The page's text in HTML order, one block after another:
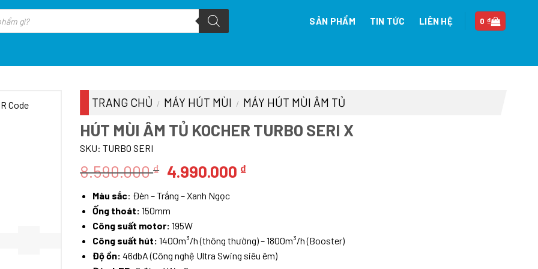
SẢN PHẨM TIN TỨC LIÊN HỆ 0₫
TRANG CHỦ / MÁY HÚT MÙI / MÁY HÚT MÙI ÂM TỦ
HÚT MÙI ÂM TỦ KOCHER TURBO SERI X
SKU: TURBO SERI
8.590.000₫ Giá
gốc
là:
8.590.000 ₫.
4.990.000 ₫Giá
4.990.000 ₫.
Màu sắc: Đèn – Trắng – Xanh Ngọc
Ống thoát: 150mm
Công suất motor: 195W
Công suất hút: 1400m³/h (thông thường) – 1800m³/h (Booster)
Độ ồn: 46dbA (Công nghệ Ultra Swing siêu êm)